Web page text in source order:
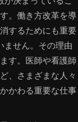
。働き方改革を導
するためにも重要
ません。その理由
す。医師や看護師
、さまざまな人々
かわる重要な仕事